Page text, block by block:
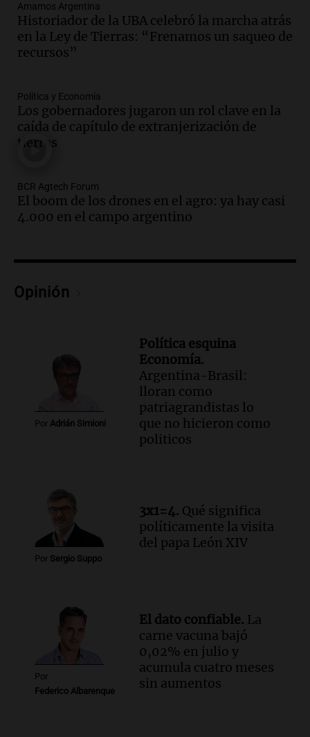
Audio.Historiador de la UBA celebró la
marcha atrás en la Ley de Tierras:
“Frenamos un saqueo de recursos”
Amamos Argentina
Audio.Ahyre estuvo en el Estudio
Federal Sancor Seguros y adelantó su
nuevo tema a Cadena 3 Rosario.
Viva la Radio Rosario
Cristo Redentor por acumulación de
nieve se extiende a 22 días
Panorama Federal
Audio.Estudiantes de Italia realizan
enriquecer su formación educativa
La Universidad de Milán y su
colaboración con la municipalidad para
la educación y parques
Audio.El papamóvil de Juan Pablo II
revive con la visita de León XIV y una
Episodios
Audio.
Monseñor Fenoy celebra la visita
de León XIV a Argentina y reflexiona
sobre su impacto espiritual
Panorama Federal
Fe relativiza el impacto del fallo sobre
jubilaciones en la provincia
Panorama Federal
Episodios
Amamos Argentina
Historiador de la UBA celebró la marcha atrás
en la Ley de Tierras: “Frenamos un saqueo de
recursos”
Política y Economía
Los gobernadores jugaron un rol clave en la
caída de capítulo de extranjerización de
tierras
BCR Agtech Forum
El boom de los drones en el agro: ya hay casi
4.000 en el campo argentino
Opinión
Por Adrián Simioni
Política esquina
Economía.
Argentina-Brasil:
lloran como
patriagrandistas lo
que no hicieron como
politicos
Por Sergio Suppo
3x1=4. Qué significa
políticamente la visita
del papa León XIV
Por
Federico Albarenque
El dato confiable. La
carne vacuna bajó
0,02% en julio y
acumula cuatro meses
sin aumentos